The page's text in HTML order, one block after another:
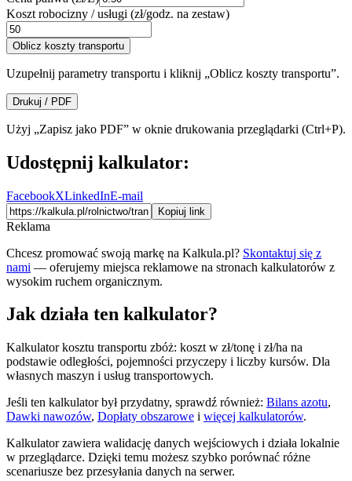
Koszt robocizny / usługi (zł/godz. na zestaw)
Oblicz koszty transportu
Uzupełnij parametry transportu i kliknij „Oblicz koszty transportu”.
Drukuj / PDF
Użyj „Zapisz jako PDF” w oknie drukowania przeglądarki (Ctrl+P).
Udostępnij kalkulator:
FacebookXLinkedInE-mail
Kopiuj link
Reklama
Chcesz promować swoją markę na Kalkula.pl? Skontaktuj się z
nami — oferujemy miejsca reklamowe na stronach kalkulatorów z
wysokim ruchem organicznym.
Jak działa ten kalkulator?
Kalkulator kosztu transportu zbóż: koszt w zł/tonę i zł/ha na
podstawie odległości, pojemności przyczepy i liczby kursów. Dla
własnych maszyn i usług transportowych.
Jeśli ten kalkulator był przydatny, sprawdź również: Bilans azotu,
Dawki nawozów, Dopłaty obszarowe i więcej kalkulatorów.
Kalkulator zawiera walidację danych wejściowych i działa lokalnie
w przeglądarce. Dzięki temu możesz szybko porównać różne
scenariusze bez przesyłania danych na serwer.